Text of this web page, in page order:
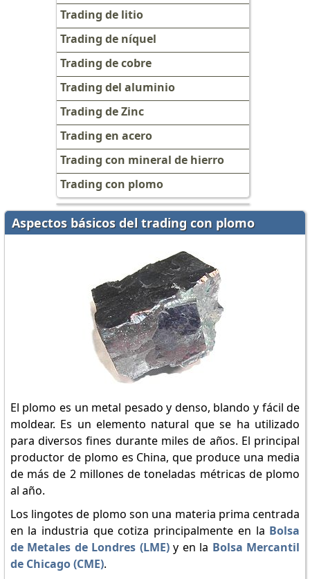
Trading de litio
Trading de níquel
Trading de cobre
Trading del aluminio
Trading de Zinc
Trading en acero
Trading con mineral de hierro
Trading con plomo
Aspectos básicos del trading con plomo
El plomo es un metal pesado y denso, blando y fácil de
moldear. Es un elemento natural que se ha utilizado
para diversos fines durante miles de años. El principal
productor de plomo es China, que produce una media
de más de 2 millones de toneladas métricas de plomo
al año.
Los lingotes de plomo son una materia prima centrada
en la industria que cotiza principalmente en la Bolsa
de Metales de Londres (LME)y en la Bolsa Mercantil
de Chicago (CME).